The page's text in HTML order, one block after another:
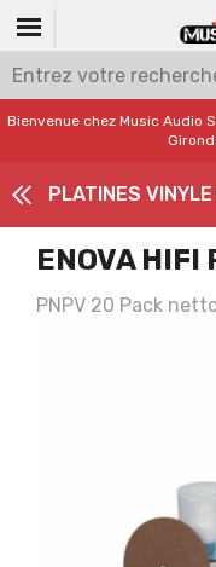
Bienvenue chez Music Audio
PLATINES VINYLE
ENOVA HIFI
PNPV 20 Pack